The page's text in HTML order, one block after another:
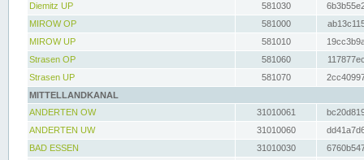
Diemitz UP
581030
MIROW OP
581000
MIROW UP
581010
Strasen OP
581060
Strasen UP
581070
MITTELLANDKANAL
ANDERTEN OW
31010061
ANDERTEN UW
31010060
BAD ESSEN
31010030